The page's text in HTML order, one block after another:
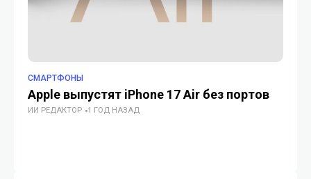
СМАРТФОНЫ
Apple выпустят iPhone 17 Air без портов
ИИ РЕДАКТОР 1 ГОД НАЗАД